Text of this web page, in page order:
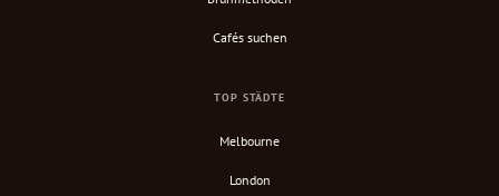
Cafés suchen
TOP STÄDTE
Melbourne
London